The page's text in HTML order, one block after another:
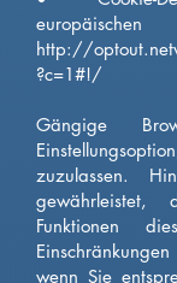
http://
?c=1#!/
Gängige
zuzulassen.
Funktionen
wenn Sie